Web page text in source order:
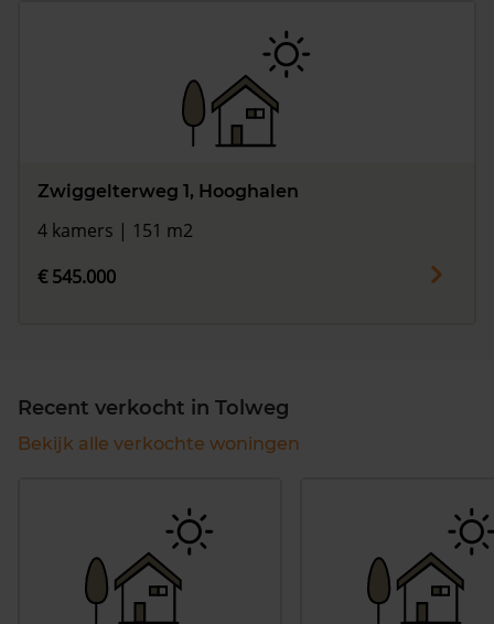
Zwiggelterweg 1, Hooghalen
4 kamers | 151 m2
€ 545.000
Recent verkocht in Tolweg
Bekijk alle verkochte woningen